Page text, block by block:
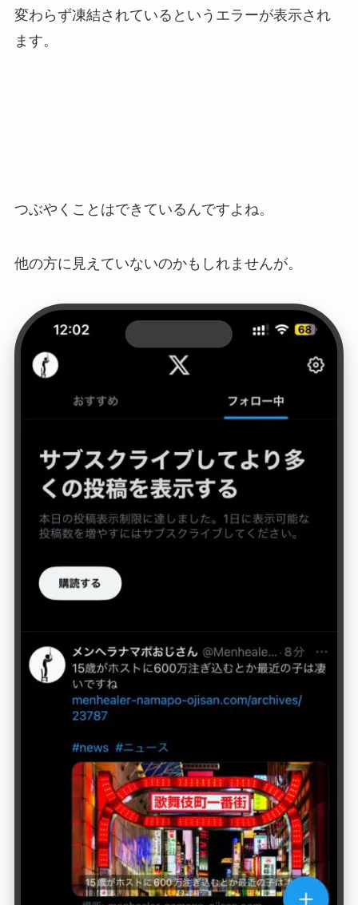
変わらず凍結されているというエラーが表示され
ます。
つぶやくことはできているんですよね。
他の方に見えていないのかもしれませんが。